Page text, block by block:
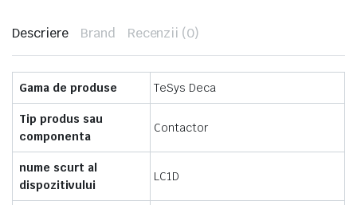
Descriere Brand Recenzii (0)
Gama de produse TeSys Deca
Tip produs sau
componenta
Contactor
nume scurt al
dispozitivului
LC1D